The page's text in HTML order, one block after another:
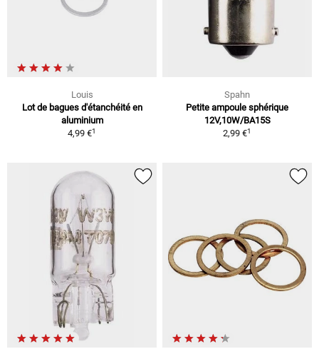
Louis
Lot de bagues d'étanchéité en
aluminium
4,99 €1
Spahn
Petite ampoule sphérique
12V,10W/BA15S
2,99 €1